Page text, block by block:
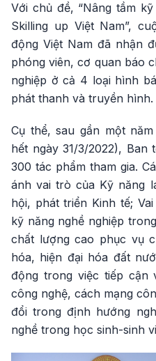
Với chủ đề, “Nâng tầm
Skilling up Việt Nam”,
động Việt Nam đã nhận
phóng viên, cơ quan báo
nghiệp ở cả 4 loại hình
phát thanh và truyền hình.
Cụ thể, sau gần một
hết ngày 31/3/2022),
300 tác phẩm tham gia.
ánh vai trò của Kỹ năng
hội, phát triển Kinh tế;
kỹ năng nghề nghiệp
chất lượng cao phục vụ
hóa, hiện đại hóa đất
động trong việc tiếp cận
công nghệ, cách mạng
đổi trong định hướng
nghề trong học sinh-sinh